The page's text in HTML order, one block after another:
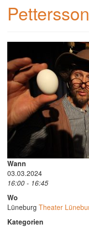
Wann
03.03.2024
16:00 - 16:45
Wo
Lüneburg Theater
Kategorien